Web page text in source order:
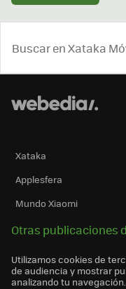
Xataka
Applesfera
Mundo Xiaomi
Otras publicaciones
Utilizamos cookies de
de audiencia y mostrar
analizando tu